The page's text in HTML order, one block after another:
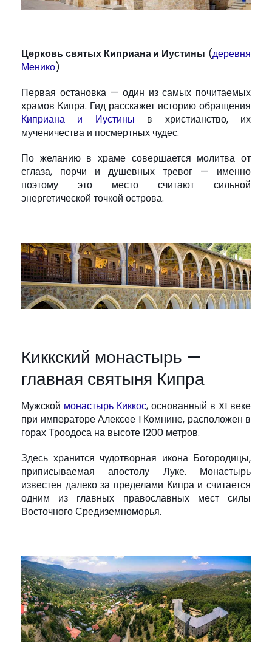
Церковь святых Киприана и Иустины (деревня
Менико)
Первая остановка — один из самых почитаемых
храмов Кипра. Гид расскажет историю обращения
Киприана и Иустины в христианство, их
мученичества и посмертных чудес.
По желанию в храме совершается молитва от
сглаза, порчи и душевных тревог — именно
поэтому это место считают сильной
энергетической точкой острова.
Киккский монастырь —
главная святыня Кипра
Мужской монастырь Киккос, основанный в XI веке
при императоре Алексее I Комнине, расположен в
горах Троодоса на высоте 1200 метров.
Здесь хранится чудотворная икона Богородицы,
приписываемая апостолу Луке. Монастырь
известен далеко за пределами Кипра и считается
одним из главных православных мест силы
Восточного Средиземноморья.